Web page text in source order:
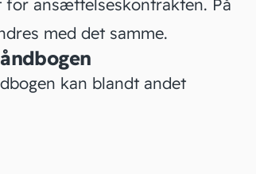
for ansættelseskontrakten. På
med det samme.
kan blandt andet